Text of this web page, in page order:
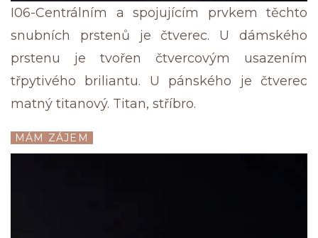
I06-Centrálním a spojujícím prvkem těchto
snubních prstenů je čtverec. U dámského
prstenu je tvořen čtvercovým usazením
třpytivého briliantu. U pánského je čtverec
matný titanový. Titan, stříbro.
MÁM ZÁJEM